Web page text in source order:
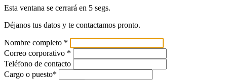
Esta ventana se cerrará en 5 segs.
Déjanos tus datos y te contactamos pronto.
Nombre completo *
Correo corporativo *
Teléfono de contacto
Cargo o puesto*